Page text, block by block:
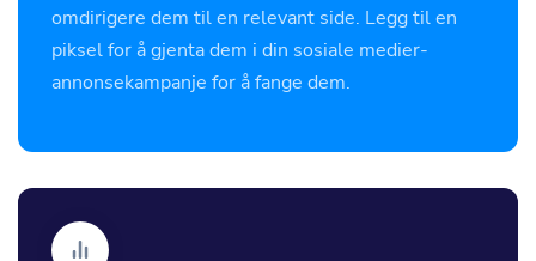
omdirigere dem til en relevant side. Legg til en
piksel for å gjenta dem i din sosiale medier-
annonsekampanje for å fange dem.